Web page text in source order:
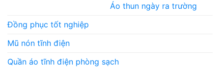
Áo thun ngày ra trường
Đồng phục tốt nghiệp
Mũ nón tĩnh điện
Quần áo tĩnh điện phòng sạch